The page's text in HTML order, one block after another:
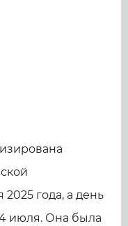
года, а день
июля. Она была